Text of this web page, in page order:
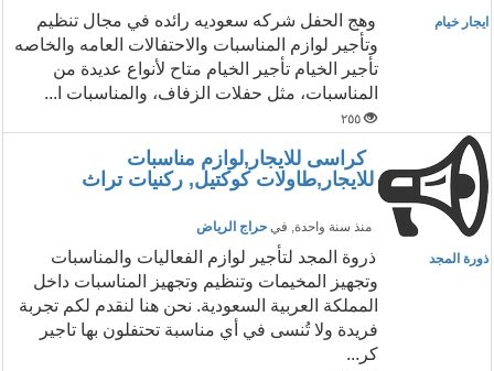
ايجار خيام
وهج الحفل شركه سعوديه رائده في مجال تنظيم
وتأجير لوازم المناسبات والاحتفالات العامه والخاصه
تأجير الخيام تأجير الخيام متاح لأنواع عديدة من
المناسبات، مثل حفلات الزفاف، والمناسبات ا...
٢٥٥
كراسى للايجار,لوازم مناسبات
للايجار,طاولات كوكتيل, ركنيات تراث
منذ سنة واحدة, في حراج الرياض
ذورة المجد
ذروة المجد لتأجير لوازم الفعاليات والمناسبات
وتجهيز المخيمات وتنظيم وتجهيز المناسبات داخل
المملكة العربية السعودية. نحن هنا لنقدم لكم تجربة
فريدة ولا تُنسى في أي مناسبة تحتفلون بها تاجير
كر...